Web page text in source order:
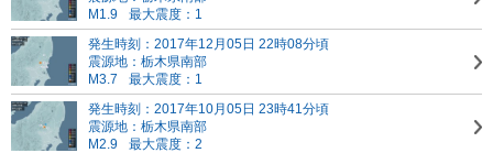
M1.9
最大震度：1
発生時刻：2017年12月05日 22時08分頃
震源地：栃木県南部
M3.7
最大震度：1
発生時刻：2017年10月05日 23時41分頃
震源地：栃木県南部
M2.9
最大震度：2